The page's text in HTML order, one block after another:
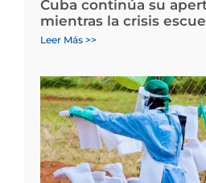
Cuba continúa su
mientras la crisis
Leer Más >>